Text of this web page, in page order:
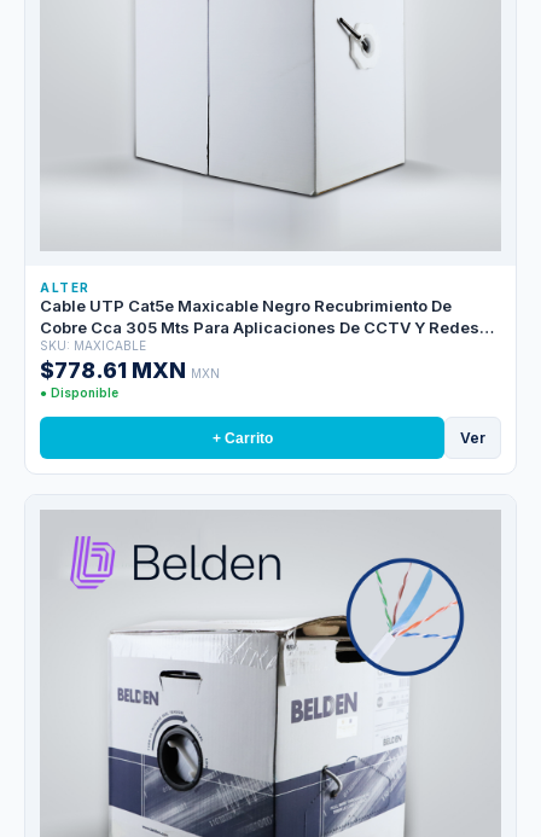
ALTER
Cable UTP Cat5e Maxicable Negro Recubrimiento De
Cobre Cca 305 Mts Para Aplicaciones De CCTV Y Redes
Domesticas, Cubierta Pvc
SKU: MAXICABLE
$778.61 MXN MXN
● Disponible
+ Carrito Ver